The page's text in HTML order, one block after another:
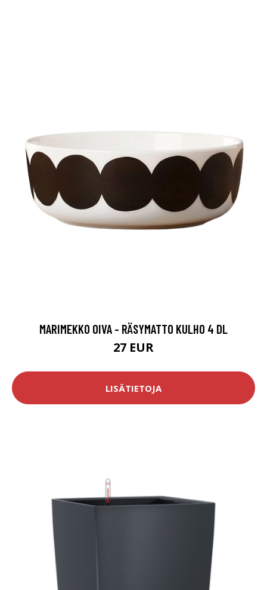
MARIMEKKO OIVA - RÄSYMATTO KULHO 4 DL
27 EUR
LISÄTIETOJA